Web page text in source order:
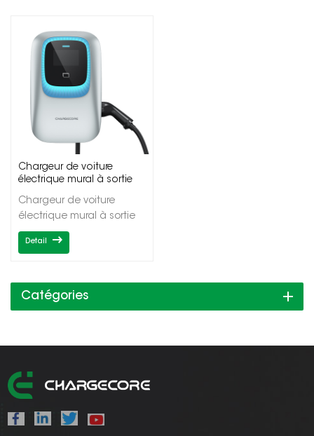
Chargeur de voiture
électrique mural à sortie
Chargeur de voiture
électrique mural à sortie
uniquePuissance de
Detail
Catégories